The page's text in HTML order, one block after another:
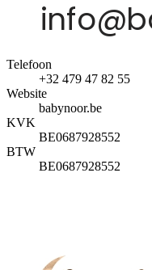
Telefoon
+32 479 47 82 55
Website
babynoor.be
KVK
BE0687928552
BTW
BE0687928552